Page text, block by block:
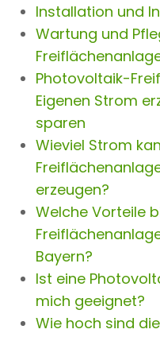
Installation und
Wartung und
Photovoltaik-
Eigenen Strom
sparen
Wieviel Strom
erzeugen?
Welche Vorteile
Bayern?
Ist eine
mich geeignet?
Wie hoch sind